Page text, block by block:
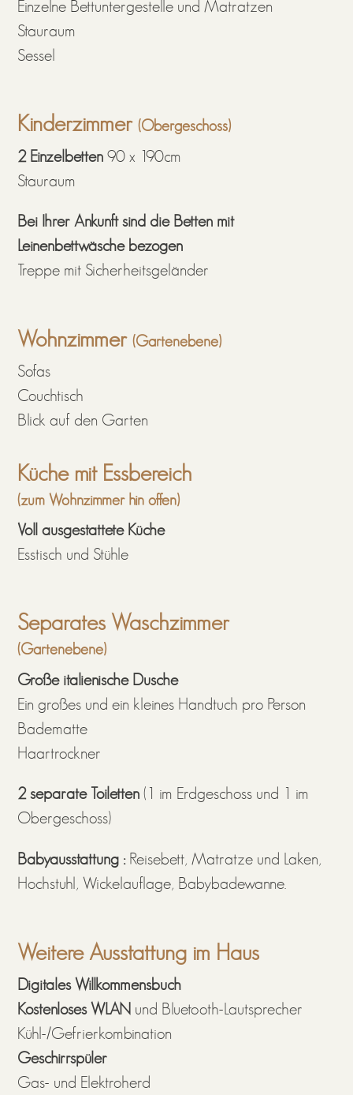
Einzelne Bettuntergestelle und Matratzen
Stauraum
Sessel
Kinderzimmer(Obergeschoss)
2 Einzelbetten 90 x 190cm
Stauraum
Bei Ihrer Ankunft sind die Betten mit
Leinenbettwäsche bezogen
Treppe mit Sicherheitsgeländer
Wohnzimmer(Gartenebene)
Sofas
Couchtisch
Blick auf den Garten
Küche mit Essbereich
(zum Wohnzimmer hin offen)
Voll ausgestattete Küche
Esstisch und Stühle
Separates Waschzimmer
(Gartenebene)
Große italienische Dusche
Ein großes und ein kleines Handtuch pro Person
Badematte
Haartrockner
2 separate Toiletten (1 im Erdgeschoss und 1 im
Obergeschoss)
Babyausstattung :Reisebett, Matratze und Laken,
Hochstuhl, Wickelauflage, Babybadewanne.
Weitere Ausstattung im Haus
Digitales Willkommensbuch
Kostenloses WLAN und Bluetooth-Lautsprecher
Kühl-/Gefrierkombination
Geschirrspüler
Gas- und Elektroherd